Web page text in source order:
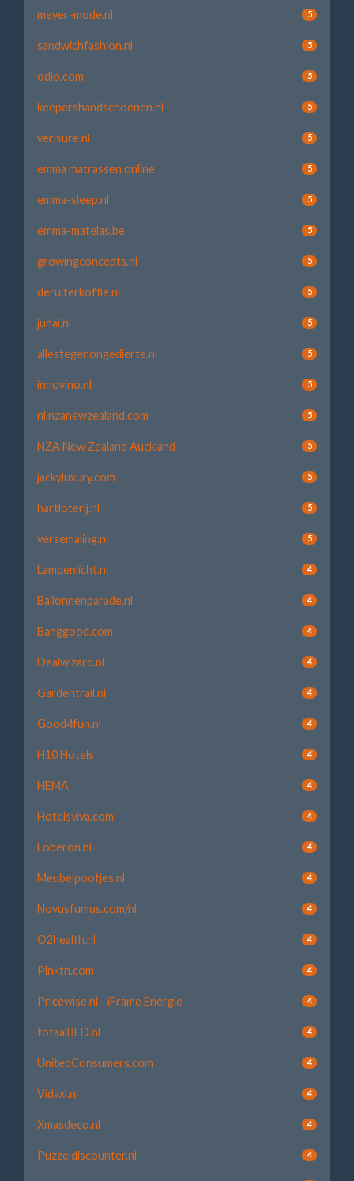
meyer-mode.nl 5
sandwichfashion.nl 5
odlo.com 5
keepershandschoenen.nl 5
verisure.nl 5
emma matrassen online 5
emma-sleep.nl 5
emma-matelas.be 5
growingconcepts.nl 5
deruiterkoffie.nl 5
junai.nl 5
allestegenongedierte.nl 5
innovino.nl 5
nl.nzanewzealand.com 5
NZA New Zealand Auckland 5
jackyluxury.com 5
hartloterij.nl 5
versemaling.nl 5
Lampenlicht.nl 4
Ballonnenparade.nl 4
Banggood.com 4
Dealwizard.nl 4
Gardentrail.nl 4
Good4fun.nl 4
H10 Hotels 4
HEMA 4
Hotelsviva.com 4
Loberon.nl 4
Meubelpootjes.nl 4
Novusfumus.com/nl 4
O2health.nl 4
Plnktn.com 4
Pricewise.nl - iFrame Energie 4
totaalBED.nl 4
UnitedConsumers.com 4
Vidaxl.nl 4
Xmasdeco.nl 4
Puzzeldiscounter.nl 4